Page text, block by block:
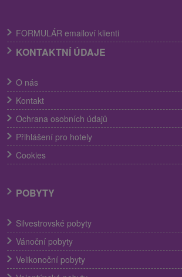
FORMULÁR emailoví klienti
KONTAKTNÍ ÚDAJE
O nás
Kontakt
Ochrana osobních údajů
Přihlášení pro hotely
Cookies
POBYTY
Silvestrovské pobyty
Vánoční pobyty
Velikonoční pobyty